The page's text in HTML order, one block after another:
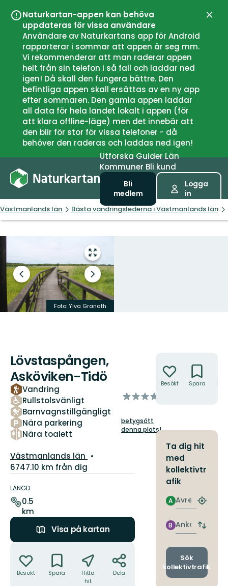
Naturkartan-appen kan behöva
uppdateras för vissa användare
Användare av Naturkartans app för Android
rapporterar i sommar att appen är seg mm.
Vi rekommenderar att man raderar appen
helt från sin telefon i så fall och laddar ned
igen! Då skall den fungera bättre. Den
befintliga appen skall ersättas av en ny app
efter sommaren. Den gamla appen laddar
all data för hela landet lokalt i appen (för
att klara offline-läge) men det innebär att
den blir för stor för vissa telefoner - då
behöver den raderas och laddas ned igen!
UtforskaGuiderLän
Kommuner Bli kund
Bli
medlem
Logga
in
Västmanlands län Bästa vandringslederna i Västmanlands län
Gå
till
helskärmsläge
Föregående
bild
Nästa
bildspel
Foto: Ylva Granath
Lövstaspången,
Asköviken-Tidö
Vandring
Rullstolsvänligt
Barnvagnstillgängligt
Nära parkering
Nära toalett
av
stjärnor
betygsätt
denna plats!
Län:
Västmanlands län
6747.10 km från dig
om
leden
LÄNGD
0.5
km
Visa på kartan
Besökt Spara
Hitta
hit
Dela
Besökt Spara
Ta dig hit
med
kollektivtr
afik
Avresa
A
Hitta
Ankomst
B
Byt
och
Sök
kollektivtrafik